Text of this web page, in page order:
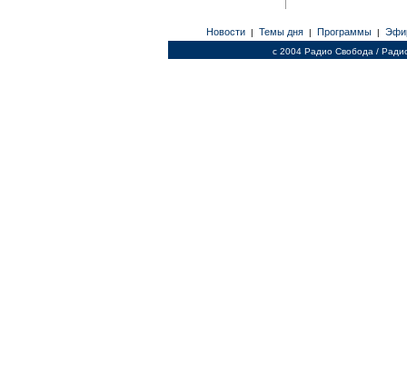
Новости | Темы дня | Программы |
c 2004 Радио Свобода /